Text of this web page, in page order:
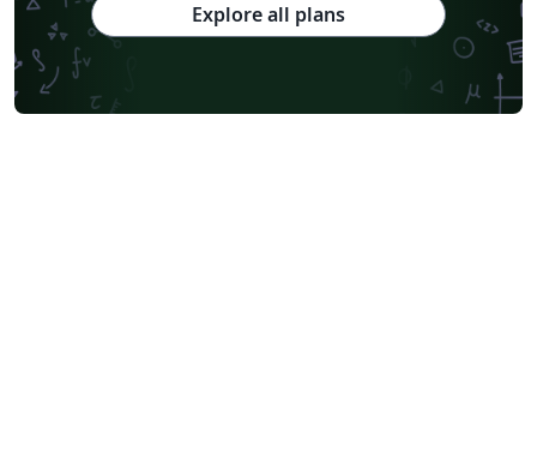
Explore all plans